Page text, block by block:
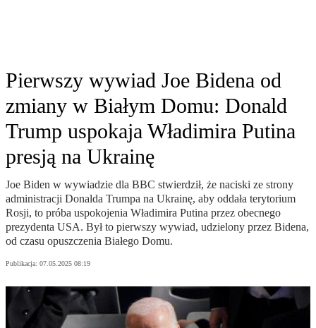
Pierwszy wywiad Joe Bidena od
zmiany w Białym Domu: Donald
Trump uspokaja Władimira Putina
presją na Ukrainę
Joe Biden w wywiadzie dla BBC stwierdził, że naciski ze strony
administracji Donalda Trumpa na Ukrainę, aby oddała terytorium
Rosji, to próba uspokojenia Władimira Putina przez obecnego
prezydenta USA. Był to pierwszy wywiad, udzielony przez Bidena,
od czasu opuszczenia Białego Domu.
Publikacja: 07.05.2025 08:19